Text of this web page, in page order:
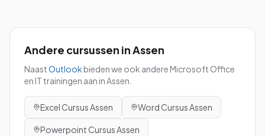
Andere cursussen inAssen
NaastOutlook bieden we ook andere Microsoft Office
en IT trainingen aan inAssen
ExcelCursusAssen WordCursusAssen
PowerpointCursusAssen